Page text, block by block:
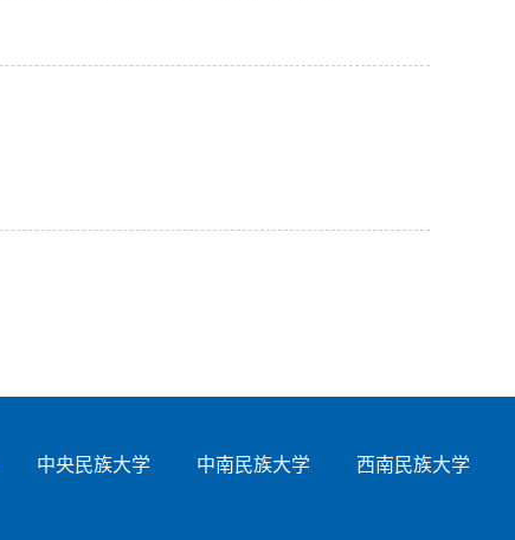
中央民族大学 中南民族大学 西南民族大学